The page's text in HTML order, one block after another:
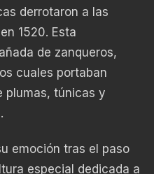
derrotaron a las
1520. Esta
de zanqueros,
cuales portaban
plumas, túnicas y
emoción tras el paso
especial dedicada a